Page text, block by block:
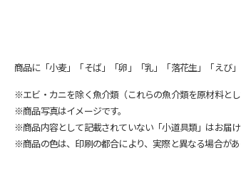
商品に「小麦」「そば」「卵」「乳」「落花生」「えび
※エビ・カニを除く魚介類（これらの魚介類を原材料と
※商品写真はイメージです。
※商品内容として記載されていない「小道具類」はお届
※商品の色は、印刷の都合により、実際と異なる場合があ